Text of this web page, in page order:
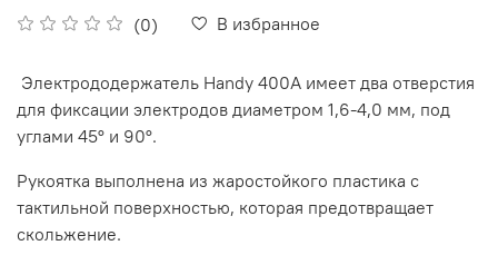
(0) В избранное
Электрододержатель Handy 400А имеет два отверстия
для фиксации электродов диаметром 1,6-4,0 мм, под
углами 45° и 90°.
Рукоятка выполнена из жаростойкого пластика с
тактильной поверхностью, которая предотвращает
скольжение.